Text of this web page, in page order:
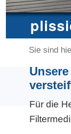
Sie sind
Für die